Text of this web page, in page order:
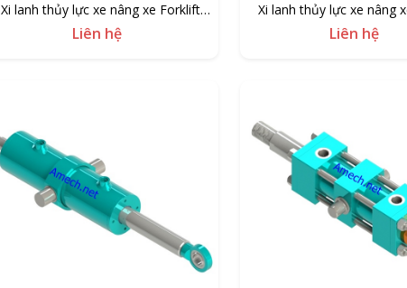
Xi lanh thủy lực xe nâng xe Forklift
Komatsu.
Liên hệ
Xi lanh thủy lực xe nâng
Toyota.
Liên hệ